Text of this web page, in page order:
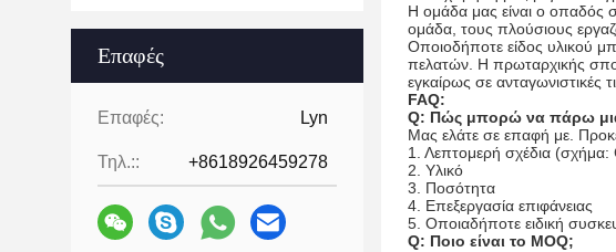
Επαφές
Επαφές: Lyn
Τηλ.:: +8618926459278
Η ομάδα μας είναι ο οπαδός
ομάδα, τους πλούσιους
Οποιοδήποτε είδος υλικού
πελατών. Η πρωταρχικής
εγκαίρως σε ανταγωνιστικές
FAQ:
Q: Πώς μπορώ να πάρω
Μας ελάτε σε επαφή με.
1. Λεπτομερή σχέδια
2. Υλικό
3. Ποσότητα
4. Επεξεργασία επιφάνειας
5. Οποιαδήποτε ειδική
Q: Ποιο είναι το MOQ;